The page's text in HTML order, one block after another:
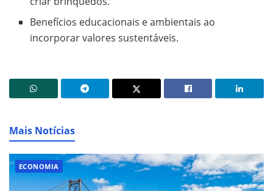
Benefícios educacionais e ambientais ao
incorporar valores sustentáveis.
Mais Notícias
ECONOMIA